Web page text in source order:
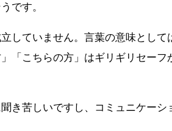
です。
していません。言葉の意味として
「こちらの方」はギリギリセーフ
き苦しいですし、コミュニケーシ